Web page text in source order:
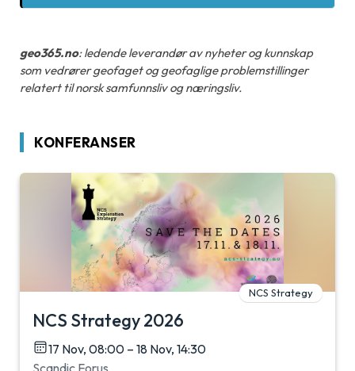
geo365.no: ledende leverandør av nyheter og kunnskap
som vedrører geofaget og geofaglige problemstillinger
relatert til norsk samfunnsliv og næringsliv.
KONFERANSER
NCS Strategy
NCS Strategy 2026
17 Nov, 08:00 – 18 Nov, 14:30